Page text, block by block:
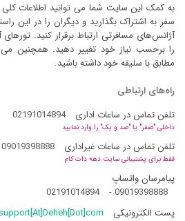
به کمک این سایت شما می توانید اطلاعات
سفر به اشتراک بگذارید و دیگران را در این
آژانس‌های مسافرتی ارتباط برقرار کنید.
را برحسب نیاز خود تغییر دهید. همچنین می
مطابق با سلیقه خود داشته باشید.
راه‌های ارتباطی
تلفن تماس در ساعات اداری
02191014894
داخلی "صفر" یا "صد و یک" را وارد نمایید
تلفن تماس در ساعات غیراداری 09019398888
فقط برای پشتیبانی سایت دهه دات کام
پیامرسان واتساپ
09019398888
-
02191014894
پست الکترونیکی
support[At]Deheh[Dot]com